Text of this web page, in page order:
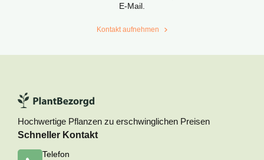
E-Mail.
Kontakt aufnehmen
Hochwertige Pflanzen zu erschwinglichen Preisen
Schneller Kontakt
Telefon